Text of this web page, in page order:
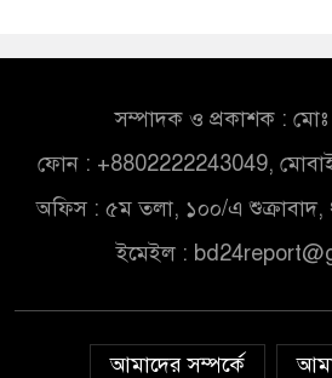
সম্পাদক ও প্রকাশক :
ফোন : +8802222243049,
অফিস : ৫ম তলা, ১০০/এ শুক্রাবাদ,
ইমেইল :
আমাদের সম্পর্কে